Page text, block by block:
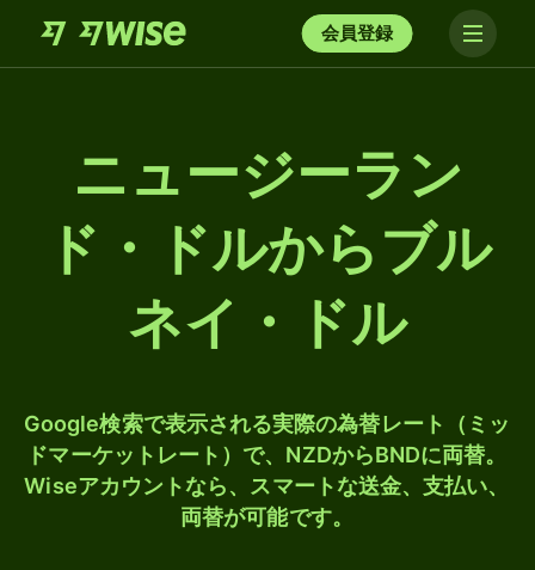
会員登録
ニュージーラン
ド・ドルからブル
ネイ・ドル
Google検索で表示される実際の為替レート（ミッ
ドマーケットレート）で、NZDからBNDに両替。
Wiseアカウントなら、スマートな送金、支払い、
両替が可能です。